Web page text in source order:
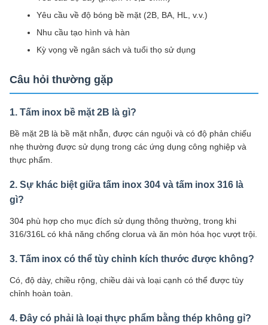
Yêu cầu về độ bóng bề mặt (2B, BA, HL, v.v.)
Nhu cầu tạo hình và hàn
Kỳ vọng về ngân sách và tuổi thọ sử dụng
Câu hỏi thường gặp
1. Tấm inox bề mặt 2B là gì?
Bề mặt 2B là bề mặt nhẵn, được cán nguội và có độ phản chiếu
nhẹ thường được sử dụng trong các ứng dụng công nghiệp và
thực phẩm.
2. Sự khác biệt giữa tấm inox 304 và tấm inox 316 là
gì?
304 phù hợp cho mục đích sử dụng thông thường, trong khi
316/316L có khả năng chống clorua và ăn mòn hóa học vượt trội.
3. Tấm inox có thể tùy chỉnh kích thước được không?
Có, độ dày, chiều rộng, chiều dài và loại cạnh có thể được tùy
chỉnh hoàn toàn.
4. Đây có phải là loại thực phẩm bằng thép không gỉ?